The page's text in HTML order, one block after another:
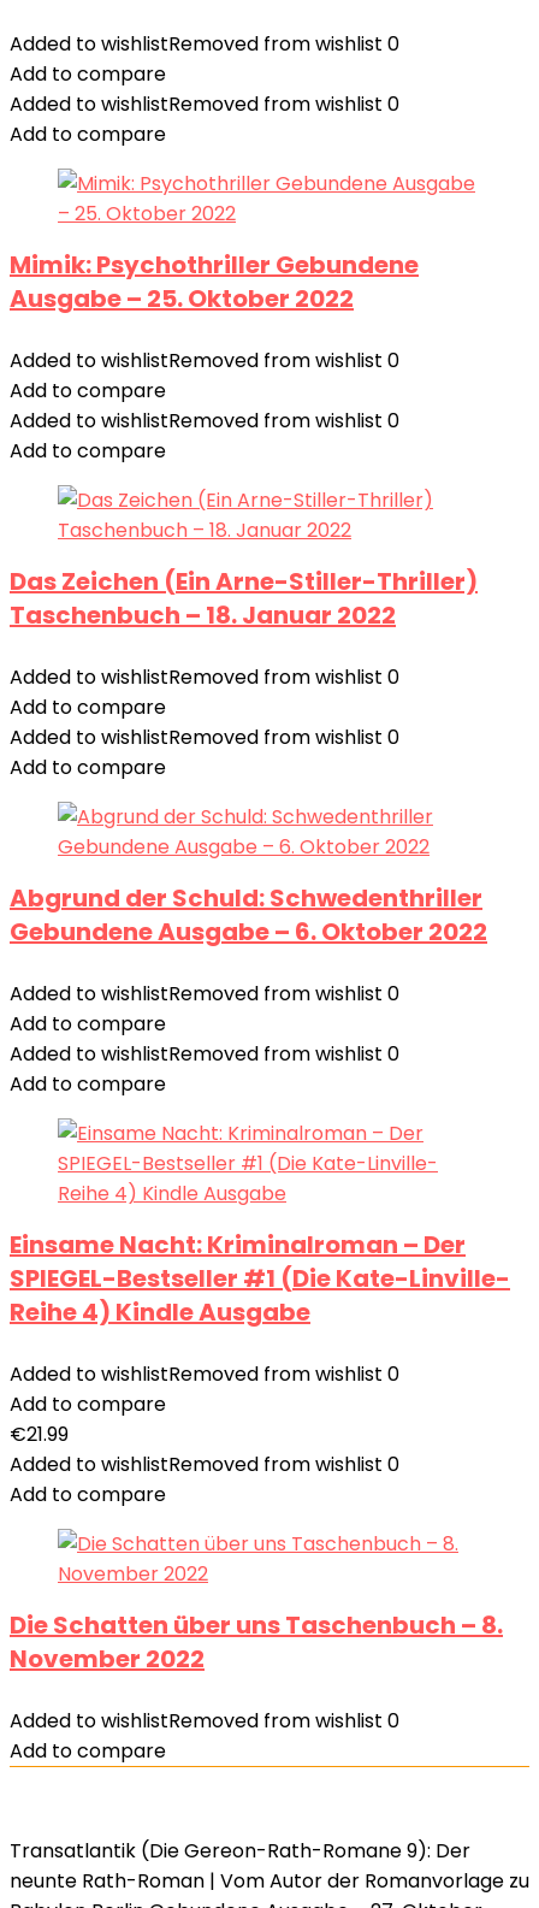
Added to wishlistRemoved from wishlist 0
Add to compare
Added to wishlistRemoved from wishlist 0
Add to compare
Mimik: Psychothriller Gebundene
Ausgabe – 25. Oktober 2022
Added to wishlistRemoved from wishlist 0
Add to compare
Added to wishlistRemoved from wishlist 0
Add to compare
Das Zeichen (Ein Arne-Stiller-Thriller)
Taschenbuch – 18. Januar 2022
Added to wishlistRemoved from wishlist 0
Add to compare
Added to wishlistRemoved from wishlist 0
Add to compare
Abgrund der Schuld: Schwedenthriller
Gebundene Ausgabe – 6. Oktober 2022
Added to wishlistRemoved from wishlist 0
Add to compare
Added to wishlistRemoved from wishlist 0
Add to compare
Einsame Nacht: Kriminalroman – Der
SPIEGEL-Bestseller #1 (Die Kate-Linville-
Reihe 4) Kindle Ausgabe
Added to wishlistRemoved from wishlist 0
Add to compare
€21.99
Added to wishlistRemoved from wishlist 0
Add to compare
Die Schatten über uns Taschenbuch – 8.
November 2022
Added to wishlistRemoved from wishlist 0
Add to compare
Transatlantik (Die Gereon-Rath-Romane 9): Der
neunte Rath-Roman | Vom Autor der Romanvorlage zu